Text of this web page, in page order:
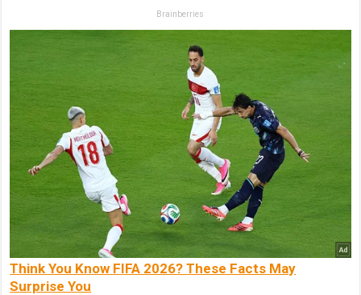
Brainberries
Think You Know FIFA 2026? These Facts May
Surprise You